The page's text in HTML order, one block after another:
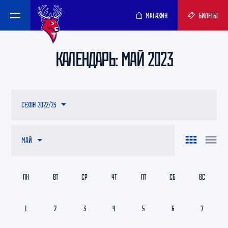
МАГАЗИН БИЛЕТЫ
КАЛЕНДАРЬ: МАЙ 2023
МАЙ
СЕЗОН 2022/23
1 2 3 4 5 6 7
ПН ВТ СР ЧТ ПТ СБ ВС